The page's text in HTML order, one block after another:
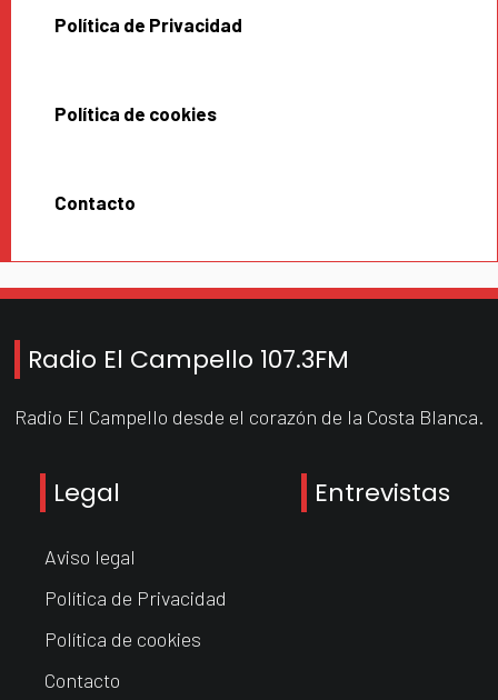
Política de Privacidad
Política de cookies
Contacto
Radio El Campello 107.3FM
Radio El Campello desde el corazón de la Costa Blanca.
Legal
Aviso legal
Política de Privacidad
Política de cookies
Contacto
Entrevistas